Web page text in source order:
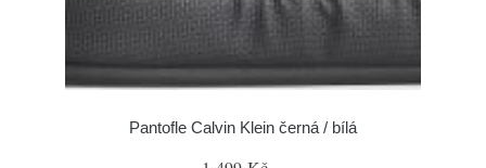
Pantofle Calvin Klein černá / bílá